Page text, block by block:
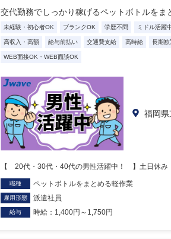
交代勤務でしっかり稼げるペットボトルをま
未経験・初心者OK ブランクOK 学歴不問 ミドル活躍
高収入・高額 給与前払い 交通費支給 高時給 長期歓
WEB面接OK・WEB面談OK
福岡
【 20代・30代・40代の男性活躍中！ 】土日休み
職種 ペットボトルをまとめる軽作業
雇用形態 派遣社員
給与 時給：1,400円～1,750円